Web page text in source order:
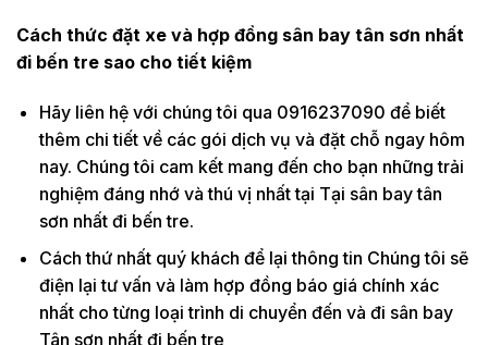
Cách thức đặt xe và hợp đồng sân bay tân sơn nhất
đi bến tre sao cho tiết kiệm
Hãy liên hệ với chúng tôi qua 0916237090 để biết
thêm chi tiết về các gói dịch vụ và đặt chỗ ngay hôm
nay. Chúng tôi cam kết mang đến cho bạn những trải
nghiệm đáng nhớ và thú vị nhất tại Tại sân bay tân
sơn nhất đi bến tre.
Cách thứ nhất quý khách để lại thông tin Chúng tôi sẽ
điện lại tư vấn và làm hợp đồng báo giá chính xác
nhất cho từng loại trình di chuyển đến và đi sân bay
Tân sơn nhất đi bến tre